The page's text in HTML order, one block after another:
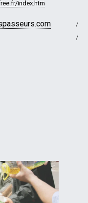
index.htm
/